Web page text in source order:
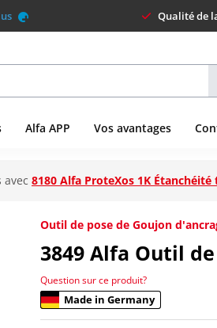
Qualité de
Alfa APP Vos avantages
avec 8180 Alfa ProteXos 1K
Outil de pose de Goujon
3849 Alfa Outil de
Question sur ce produit?
Made in Germany